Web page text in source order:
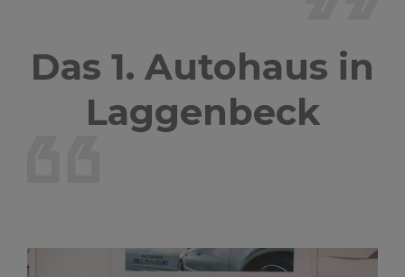
Das 1. Autohaus in
Laggenbeck